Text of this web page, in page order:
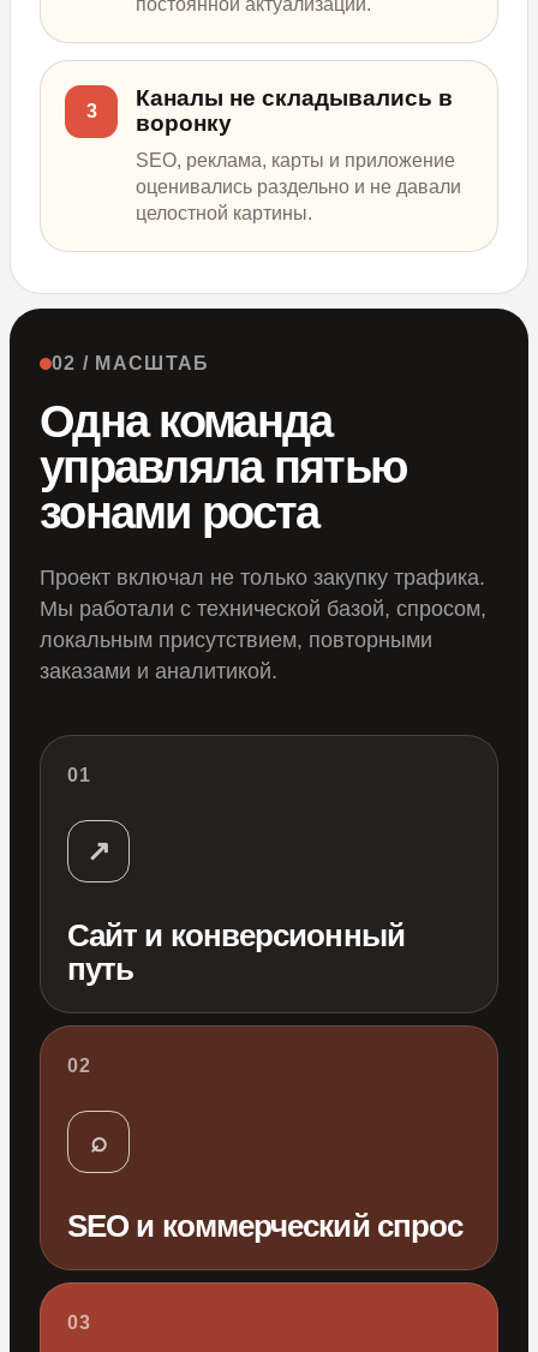
постоянной актуализации.
3
Каналы не складывались в
воронку
SEO, реклама, карты и приложение
оценивались раздельно и не давали
целостной картины.
02 / МАСШТАБ
Одна команда
управляла пятью
зонами роста
Проект включал не только закупку трафика.
Мы работали с технической базой, спросом,
локальным присутствием, повторными
заказами и аналитикой.
01
↗
Сайт и конверсионный
путь
02
⌕
SEO и коммерческий спрос
03